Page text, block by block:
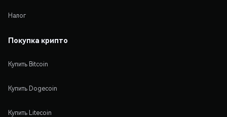
Налог
Покупка крипто
Купить Bitcoin
Купить Dogecoin
Купить Litecoin